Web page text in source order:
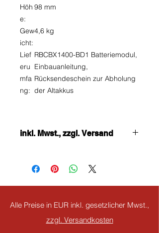
Höh
e:
98 mm
Gew
icht:
4,6 kg
Lief
eru
mfa
ng:
RBCBX1400-BD1 Batteriemodul,
Einbauanleitung,
Rücksendeschein zur Abholung
der Altakkus
inkl. Mwst., zzgl. Versand
Alle Preise in EUR inkl. gesetzlicher Mwst.,
zzgl. Versandkosten